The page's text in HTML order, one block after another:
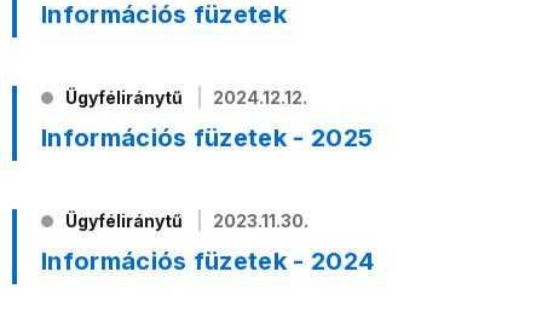
Információs füzetek
Ügyféliránytű 2024.12.12.
Információs füzetek - 2025
Ügyféliránytű 2023.11.30.
Információs füzetek - 2024